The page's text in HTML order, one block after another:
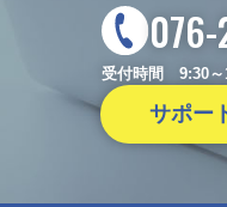
受付時間 9:30～
サポー